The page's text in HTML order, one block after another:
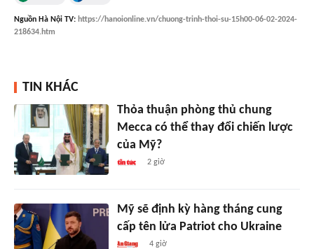
Nguồn Hà Nội TV: https://hanoionline.vn/chuong-trinh-thoi-su-15h00-06-02-2024-
218634.htm
TIN KHÁC
Thỏa thuận phòng thủ chung
Mecca có thể thay đổi chiến lược
của Mỹ?
2 giờ
Mỹ sẽ định kỳ hàng tháng cung
cấp tên lửa Patriot cho Ukraine
4 giờ